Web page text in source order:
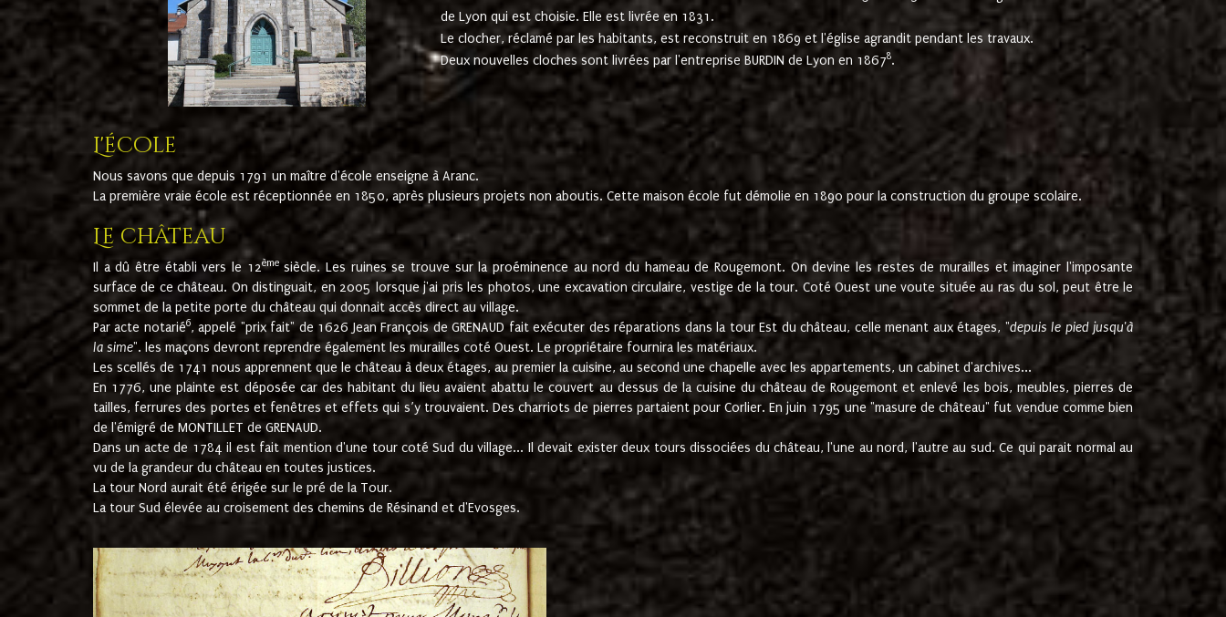
de Lyon qui est choisie. Elle est livrée en 1831.
Le clocher, réclamé par les habitants, est reconstruit en 1869 et l'église agrandit pendant les travaux.
Deux nouvelles cloches sont livrées par l'entreprise BURDIN de Lyon en 18678.
L'école
Nous savons que depuis 1791 un maître d'école enseigne à Aranc.
La première vraie école est réceptionnée en 1850, après plusieurs projets non aboutis. Cette maison école fut démolie en 1890 pour la construction du groupe scolaire.
Le château
Il a dû être établi vers le 12èmesiècle. Les ruines se trouve sur la proéminence au nord du hameau de Rougemont. On devine les restes de murailles et imaginer l'imposante
surface de ce château. On distinguait, en 2005 lorsque j'ai pris les photos, une excavation circulaire, vestige de la tour. Coté Ouest une voute située au ras du sol, peut être le
sommet de la petite porte du château qui donnait accès direct au village.
Par acte notarié6, appelé "prix fait" de 1626 Jean François de GRENAUD fait exécuter des réparations dans la tour Est du château, celle menant aux étages, "depuis le pied jusqu'à
la sime". les maçons devront reprendre également les murailles coté Ouest. Le propriétaire fournira les matériaux.
Les scellés de 1741 nous apprennent que le château à deux étages, au premier la cuisine, au second une chapelle avec les appartements, un cabinet d'archives...
En 1776, une plainte est déposée car des habitant du lieu avaient abattu le couvert au dessus de la cuisine du château de Rougemont et enlevé les bois, meubles, pierres de
tailles, ferrures des portes et fenêtres et effets qui s’y trouvaient. Des charriots de pierres partaient pour Corlier. En juin 1795 une "masure de château" fut vendue comme bien
de l'émigré de MONTILLET de GRENAUD.
Dans un acte de 1784 il est fait mention d'une tour coté Sud du village... Il devait exister deux tours dissociées du château, l'une au nord, l'autre au sud. Ce qui parait normal au
vu de la grandeur du château en toutes justices.
La tour Nord aurait été érigée sur le pré de la Tour.
La tour Sud élevée au croisement des chemins de Résinand et d'Evosges.